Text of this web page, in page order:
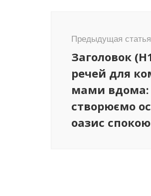
записям
Предыдущая статья
Заголовок
речей для
мами вдома:
створюємо
оазис спокою